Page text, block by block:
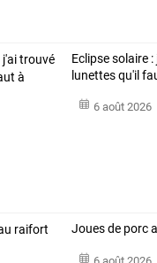
Eclipse solaire
lunettes qu'il
6 août 2026
Joues de porc